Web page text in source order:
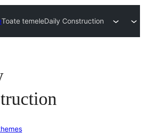
Toate temeleDaily Construction